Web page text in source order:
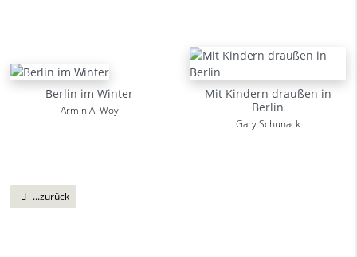
Berlin im Winter
Armin A. Woy
Mit Kindern draußen in
Berlin
Gary Schunack
...zurück